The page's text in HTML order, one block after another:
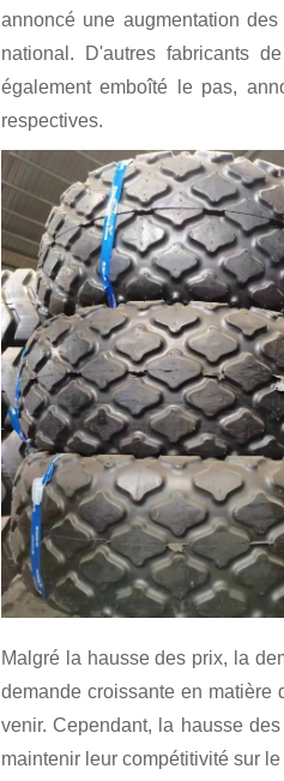
annoncé une augmentation
national. D'autres fabricants
également emboîté le pas,
respectives.
Malgré la hausse des prix, la
demande croissante en matière
venir. Cependant, la hausse
maintenir leur compétitivité sur le